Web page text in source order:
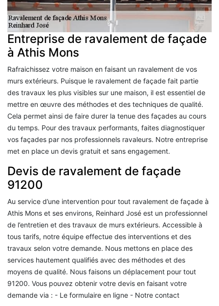
Entreprise de ravalement de façade
à Athis Mons
Rafraichissez votre maison en faisant un ravalement de vos
murs extérieurs. Puisque le ravalement de façade fait partie
des travaux les plus visibles sur une maison, il est essentiel de
mettre en œuvre des méthodes et des techniques de qualité.
Cela permet ainsi de faire durer la tenue des façades au cours
du temps. Pour des travaux performants, faites diagnostiquer
vos façades par nos professionnels ravaleurs. Notre entreprise
met en place un devis gratuit et sans engagement.
Devis de ravalement de façade
91200
Au service d’une intervention pour tout ravalement de façade à
Athis Mons et ses environs, Reinhard José est un professionnel
de l’entretien et des travaux de murs extérieurs. Accessible à
tous tarifs, notre équipe effectue des interventions et des
travaux selon votre demande. Nous mettons en place des
services hautement qualifiés avec des méthodes et des
moyens de qualité. Nous faisons un déplacement pour tout
91200. Vous pouvez obtenir votre devis en faisant votre
demande via : - Le formulaire en ligne - Notre contact